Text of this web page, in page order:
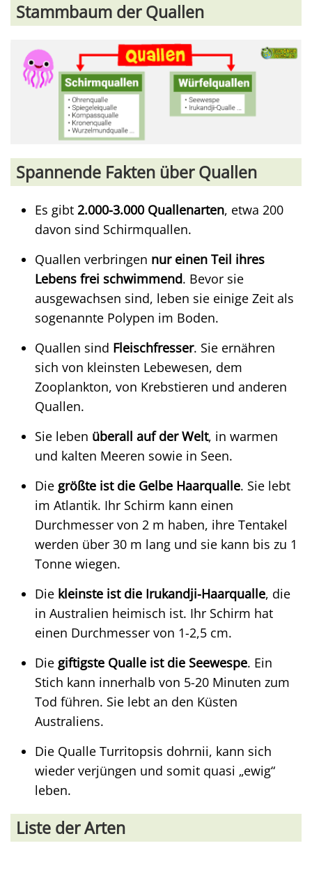
Stammbaum der Quallen
Spannende Fakten über Quallen
Es gibt 2.000-3.000 Quallenarten, etwa 200
davon sind Schirmquallen.
Quallen verbringen nur einen Teil ihres
Lebens frei schwimmend. Bevor sie
ausgewachsen sind, leben sie einige Zeit als
sogenannte Polypen im Boden.
Quallen sind Fleischfresser. Sie ernähren
sich von kleinsten Lebewesen, dem
Zooplankton, von Krebstieren und anderen
Quallen.
Sie leben überall auf der Welt, in warmen
und kalten Meeren sowie in Seen.
Die größte ist die Gelbe Haarqualle. Sie lebt
im Atlantik. Ihr Schirm kann einen
Durchmesser von 2 m haben, ihre Tentakel
werden über 30 m lang und sie kann bis zu 1
Tonne wiegen.
Die kleinste ist die Irukandji-Haarqualle, die
in Australien heimisch ist. Ihr Schirm hat
einen Durchmesser von 1-2,5 cm.
Die giftigste Qualle ist die Seewespe. Ein
Stich kann innerhalb von 5-20 Minuten zum
Tod führen. Sie lebt an den Küsten
Australiens.
Die Qualle Turritopsis dohrnii, kann sich
wieder verjüngen und somit quasi „ewig“
leben.
Liste der Arten